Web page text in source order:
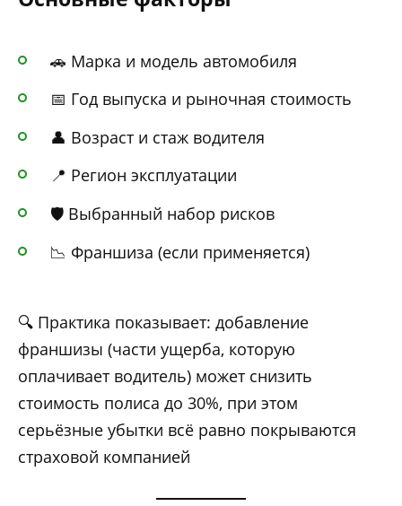
🚗 Марка и модель автомобиля
📅 Год выпуска и рыночная стоимость
👤 Возраст и стаж водителя
📍 Регион эксплуатации
🛡️ Выбранный набор рисков
📉 Франшиза (если применяется)
🔍 Практика показывает: добавление
франшизы (части ущерба, которую
оплачивает водитель) может снизить
стоимость полиса до 30%, при этом
серьёзные убытки всё равно покрываются
страховой компанией